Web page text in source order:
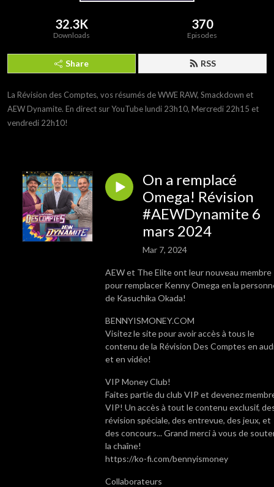
32.3K
Downloads
370
Episodes
Share RSS
La Révision des Comptes, vos résumés de WWE RAW, Smackdown et
AEW Dynamite. En direct sur YouTube lundi 23h10, Mercredi 22h15 et
vendredi 22h10!
On a remplacé
Omega! Révision
#AEWDynamite 6
mars 2024
Mar 7, 2024
AEW et The Elite ont leur nouveau membre
pour remplacer Kenny Omega en la
de Kasuchika Okada!
BENNYISMONEY.COM
Visitez le site pour avoir accès à tous le
contenu de la Révision Des Comptes en
et en vidéo!
VIP Money Club!
Faites partie du club VIP et devenez
VIP! Un accès à tout le contenu exclusif,
révision spéciale, des entrevue, des jeux, et
des concours... Grand merci à vous de
la chaîne!
https://ko-fi.com/bennyismoney
Collaborateurs